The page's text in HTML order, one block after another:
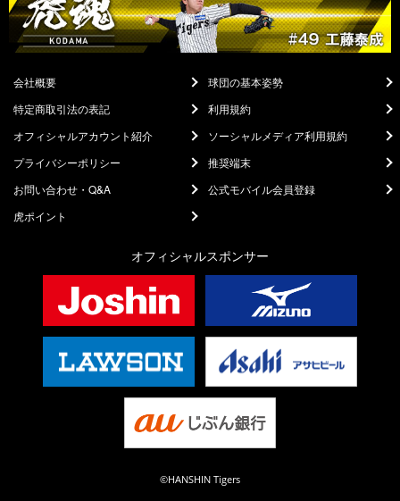
会社概要
球団の基本姿勢
特定商取引法の表記
利用規約
オフィシャルアカウント紹介
ソーシャルメディア利用規約
プライバシーポリシー
推奨端末
お問い合わせ・Q&A
公式モバイル会員登録
虎ポイント
オフィシャルスポンサー
©HANSHIN Tigers